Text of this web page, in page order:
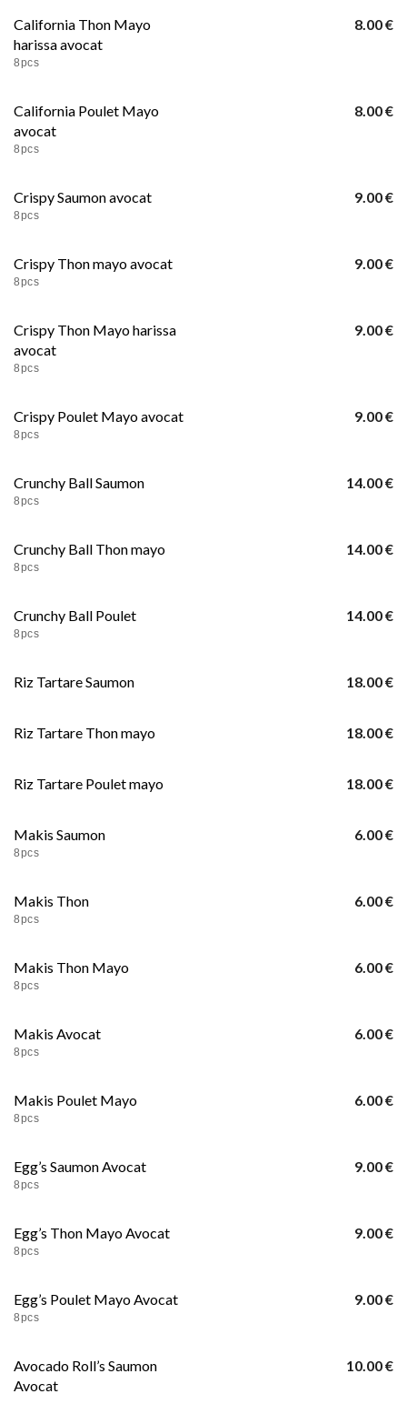
8.00 €
California Thon Mayo
harissa avocat
8pcs
8.00 €
California Poulet Mayo
avocat
8pcs
9.00 €
Crispy Saumon avocat
8pcs
9.00 €
Crispy Thon mayo avocat
8pcs
9.00 €
Crispy Thon Mayo harissa
avocat
8pcs
9.00 €
Crispy Poulet Mayo avocat
8pcs
14.00 €
Crunchy Ball Saumon
8pcs
14.00 €
Crunchy Ball Thon mayo
8pcs
14.00 €
Crunchy Ball Poulet
8pcs
18.00 €
Riz Tartare Saumon
18.00 €
Riz Tartare Thon mayo
18.00 €
Riz Tartare Poulet mayo
6.00 €
Makis Saumon
8pcs
6.00 €
Makis Thon
8pcs
6.00 €
Makis Thon Mayo
8pcs
6.00 €
Makis Avocat
8pcs
6.00 €
Makis Poulet Mayo
8pcs
9.00 €
Egg’s Saumon Avocat
8pcs
9.00 €
Egg’s Thon Mayo Avocat
8pcs
9.00 €
Egg’s Poulet Mayo Avocat
8pcs
10.00 €
Avocado Roll’s Saumon
Avocat